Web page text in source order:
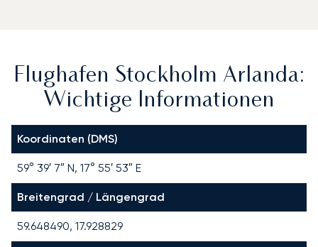
Flughafen Stockholm Arlanda:
Wichtige Informationen
Koordinaten (DMS)
59° 39′ 7″ N, 17° 55′ 53″ E
Breitengrad / Längengrad
59.648490, 17.928829